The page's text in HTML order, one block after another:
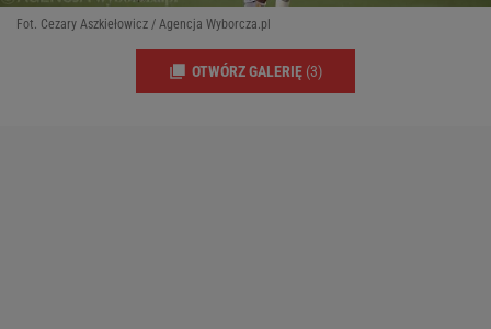
Fot. Cezary Aszkiełowicz / Agencja Wyborcza.pl
OTWÓRZ GALERIĘ (3)